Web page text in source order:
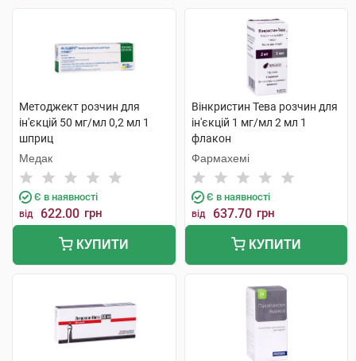
Методжект розчин для
ін'єкцій 50 мг/мл 0,2 мл 1
шприц
Медак
Є в наявності
від 622.00 грн
КУПИТИ
Вінкристин Тева розчин для
ін'єкцій 1 мг/мл 2 мл 1
флакон
Фармахемі
Є в наявності
від 637.70 грн
КУПИТИ